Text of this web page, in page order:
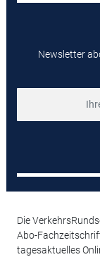
Newsletter
Die
Abo-
tagesaktuelles